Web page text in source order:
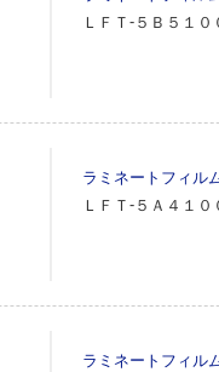
ＬＦＴ‐５Ｂ５１
ラミネートフィ
ＬＦＴ‐５Ａ４１
ラミネートフィ